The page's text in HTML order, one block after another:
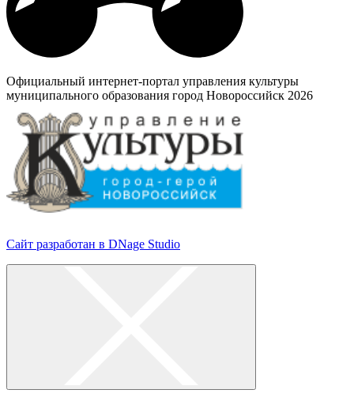
Официальный интернет-портал управления культуры
муниципального образования город Новороссийск 2026
Сайт разработан в DNage Studio